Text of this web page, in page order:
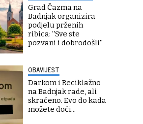
Grad Čazma na
Badnjak organizira
podjelu prženih
ribica: ''Sve ste
pozvani i dobrodošli''
OBAVIJEST
Darkom i Reciklažno
na Badnjak rade, ali
skraćeno. Evo do kada
možete doći...